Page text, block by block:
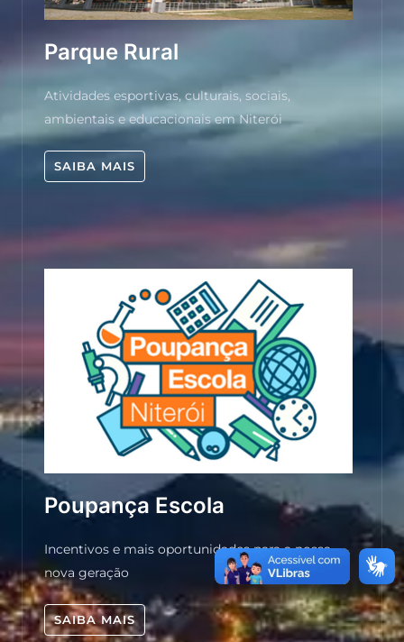
Parque Rural
Atividades esportivas, culturais, sociais,
ambientais e educacionais em Niterói
SAIBA MAIS
Poupança Escola
Incentivos e mais oportunidades para a nossa
nova geração
SAIBA MAIS